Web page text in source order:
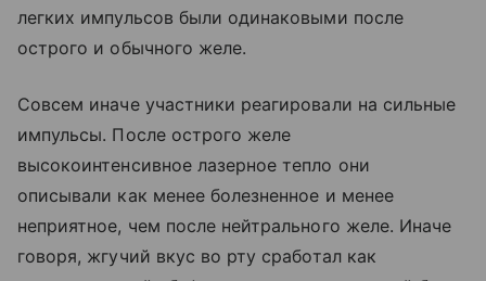
легких импульсов были одинаковыми после
острого и обычного желе.
Совсем иначе участники реагировали на сильные
импульсы. После острого желе
высокоинтенсивное лазерное тепло они
описывали как менее болезненное и менее
неприятное, чем после нейтрального желе. Иначе
говоря, жгучий вкус во рту сработал как